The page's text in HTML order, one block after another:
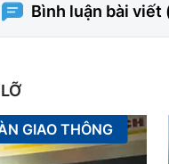
Bình luận bài viết
GIAO THÔNG